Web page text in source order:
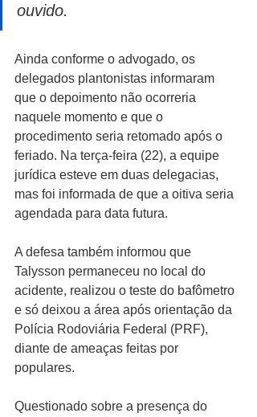
ouvido.
Ainda conforme o advogado, os
delegados plantonistas informaram
que o depoimento não ocorreria
naquele momento e que o
procedimento seria retomado após o
feriado. Na terça-feira (22), a equipe
jurídica esteve em duas delegacias,
mas foi informada de que a oitiva seria
agendada para data futura.
A defesa também informou que
Talysson permaneceu no local do
acidente, realizou o teste do bafômetro
e só deixou a área após orientação da
Polícia Rodoviária Federal (PRF),
diante de ameaças feitas por
populares.
Questionado sobre a presença do